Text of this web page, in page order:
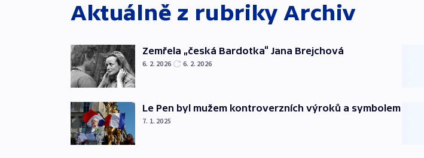
Aktuálně z rubrikyArchiv
Zemřela „česká Bardotka“ Jana Brejchová
6. 2. 2026 6. 2. 2026
Le Pen byl mužem kontroverzních výroků a symbolem
7. 1. 2025